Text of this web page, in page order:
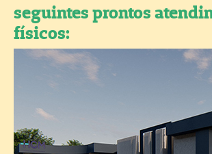
seguintes prontos
físicos: